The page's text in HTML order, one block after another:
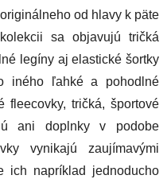
od hlavy k päte
sa objavujú tričká
legíny aj elastické šortky
iného ľahké a pohodlné
fleecovky, tričká, športové
ani doplnky v podobe
vynikajú zaujímavými
ich napríklad jednoducho